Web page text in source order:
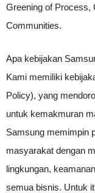
Greening of Process,
Communities.
Apa kebijakan
Kami memiliki
Policy), yang
untuk kemakmuran
Samsung memimpin
masyarakat dengan
lingkungan,
semua bisnis. Untuk